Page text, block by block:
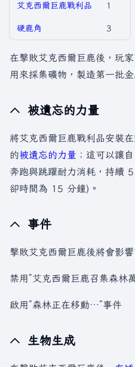
艾克西爾巨鹿戰利品 1
硬鹿角 3
在擊敗艾克西爾巨鹿後，玩
用來採集礦物，製造第一批
被遺忘的力量
將艾克西爾巨鹿戰利品安裝
的被遺忘的力量 ；這可以讓
奔跑與跳躍耐力消耗，持續
卻時間為 15 分鐘)。
事件
擊敗艾克西爾巨鹿後將會影響
禁用”艾克西爾巨鹿召集森林
啟用”森林正在移動…”事件
生物生成